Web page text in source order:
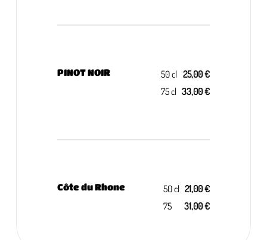
PINOT NOIR 50 cl 25,00 €
75 cl 33,00 €
Côte du Rhone 50 cl 21,00 €
75
31,00 €